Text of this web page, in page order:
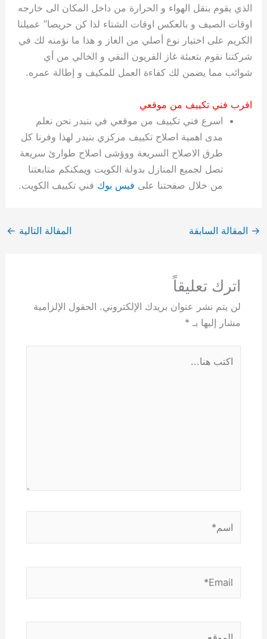
الذي يقوم بنقل الهواء و الحرارة من داخل المكان الى خارجه
اوقات الصيف و بالعكس اوقات الشتاء لذا كن حريصا” عميلنا
الكريم على اختيار نوع أصلي من الغاز و هذا ما نؤمنه لك في
شركتنا نقوم بتعبئة غاز الفريون النقي و الخالي من أي
شوائب مما يضمن لك كفاءة العمل للمكيف و إطالة عمره.
اقرب فني تكييف من موقعي
اسرع فني تكييف من موقعي في بنيدر نحن نعلم
مدى اهمية اصلاح تكييف مركزي بنيدر لهذا وفرنا كل
طرق الاصلاح السريعة ووؤشى اصلاح طوارئ سريعة
تصل لجميع المنازل بدولة الكويت ويمكنكم متابعتنا
من خلال صفحتنا على فيس بوك فني تكييف الكويت.
→ المقالة السابقة المقالة التالية ←
اترك تعليقاً
لن يتم نشر عنوان بريدك الإلكتروني. الحقول الإلزامية
مشار إليها بـ *